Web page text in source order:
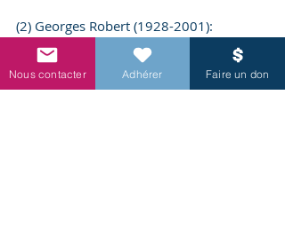
(2) Georges Robert (1928-2001):
Organiste (fils et petit-fils d'organistes en
Bretagne) ayant étudié auprès de Gaston
Litaize; André Marchal à l'INJA puis
Nous contacter Adhérer Faire un don